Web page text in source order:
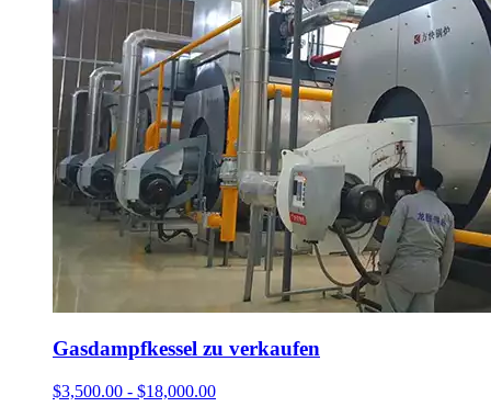
Gasdampfkessel zu verkaufen
$3,500.00 - $18,000.00